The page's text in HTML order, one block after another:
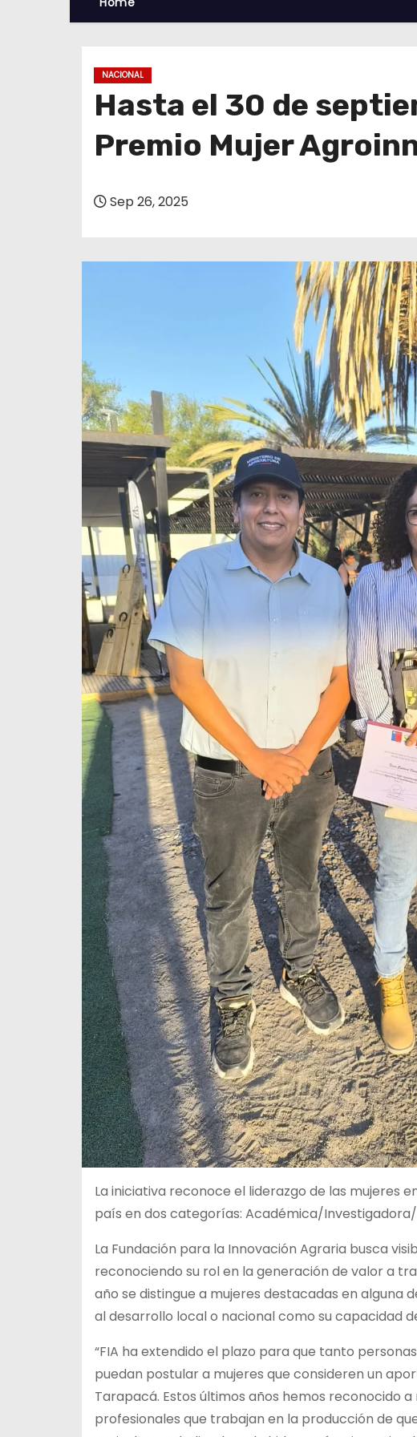
NACIONAL
Hasta el 30 de
Premio Mujer
Sep 26, 2025
La iniciativa reconoce el liderazgo de las mujeres
país en dos categorías: Académica/
La Fundación para la Innovación Agraria busca
reconociendo su rol en la generación de valor a
año se distingue a mujeres destacadas en
al desarrollo local o nacional como su capacidad
“FIA ha extendido el plazo para que tanto
puedan postular a mujeres que consideren un
Tarapacá. Estos últimos años hemos reconocido
profesionales que trabajan en la producción de